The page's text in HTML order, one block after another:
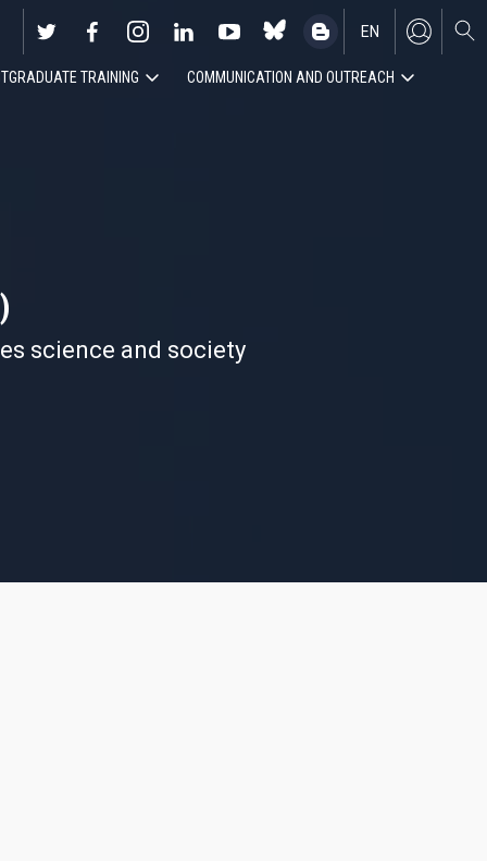
EN
ES
TRAINING COMMUNICATION AND OUTREACH
science and society